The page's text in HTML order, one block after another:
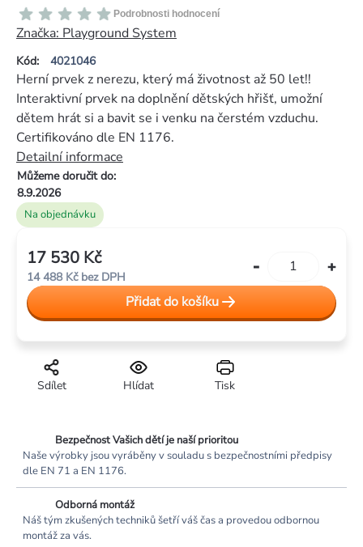
Kód: 4021046
Průměrné
hodnocení
produktu
je
0,0
5
hvězdiček.
Podrobnosti hodnocení
Značka: Playground System
Na objednávku
Můžeme doručit do:
8.9.2026
Herní prvek z nerezu, který má životnost až 50 let!!
Interaktivní prvek na doplnění dětských hřišť, umožní
dětem hrát si a bavit se i venku na čerstém vzduchu.
Certifikováno dle EN 1176.
Detailní informace
Tisk
Hlídat
Sdílet
17 530 Kč
14 488 Kč bez DPH
cena:
Přidat do košíku
Bezpečnost Vašich dětí je naší prioritou
Naše výrobky jsou vyráběny v souladu s bezpečnostními předpisy
dle EN 71 a EN 1176.
Odborná montáž
Náš tým zkušených techniků šetří váš čas a provedou odbornou
montáž za vás.